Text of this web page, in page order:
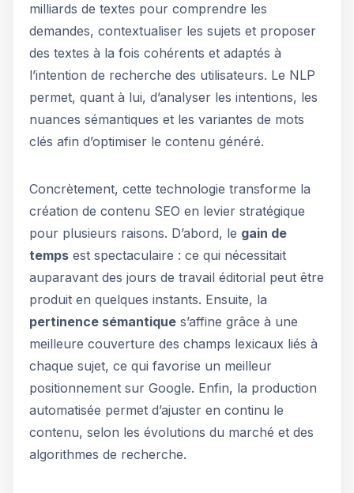
milliards de textes pour comprendre les
demandes, contextualiser les sujets et proposer
des textes à la fois cohérents et adaptés à
l’intention de recherche des utilisateurs. Le NLP
permet, quant à lui, d’analyser les intentions, les
nuances sémantiques et les variantes de mots
clés afin d’optimiser le contenu généré.
Concrètement, cette technologie transforme la
création de contenu SEO en levier stratégique
pour plusieurs raisons. D’abord, le gain de
temps est spectaculaire : ce qui nécessitait
auparavant des jours de travail éditorial peut être
produit en quelques instants. Ensuite, la
pertinence sémantique s’affine grâce à une
meilleure couverture des champs lexicaux liés à
chaque sujet, ce qui favorise un meilleur
positionnement sur Google. Enfin, la production
automatisée permet d’ajuster en continu le
contenu, selon les évolutions du marché et des
algorithmes de recherche.